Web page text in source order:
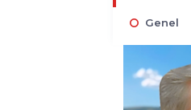
Genel